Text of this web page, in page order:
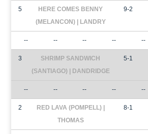
5
HERE COMES BENNY
(MELANCON) | LANDRY
9-2
-- -- -- -- --
3
SHRIMP SANDWICH
(SANTIAGO) | DANDRIDGE
5-1
-- -- -- -- --
2
RED LAVA (POMPELL) |
THOMAS
8-1